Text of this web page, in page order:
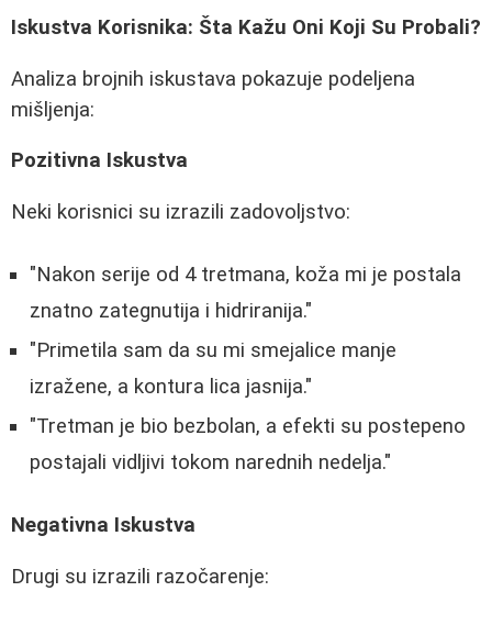
Iskustva Korisnika: Šta Kažu Oni Koji Su Probali?
Analiza brojnih iskustava pokazuje podeljena
mišljenja:
Pozitivna Iskustva
Neki korisnici su izrazili zadovoljstvo:
"Nakon serije od 4 tretmana, koža mi je postala
znatno zategnutija i hidriranija."
"Primetila sam da su mi smejalice manje
izražene, a kontura lica jasnija."
"Tretman je bio bezbolan, a efekti su postepeno
postajali vidljivi tokom narednih nedelja."
Negativna Iskustva
Drugi su izrazili razočarenje: